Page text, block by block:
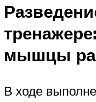
мышцы
В ходе